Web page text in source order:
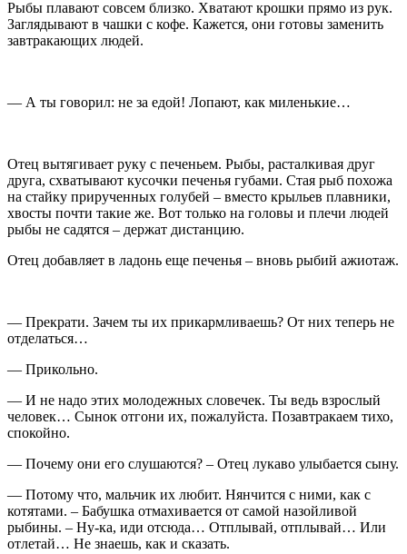
Рыбы плавают совсем близко. Хватают крошки прямо из рук.
Заглядывают в чашки с кофе. Кажется, они готовы заменить
завтракающих людей.
— А ты говорил: не за едой! Лопают, как миленькие…
Отец вытягивает руку с печеньем. Рыбы, расталкивая друг
друга, схватывают кусочки печенья губами. Стая рыб похожа
на стайку прирученных голубей – вместо крыльев плавники,
хвосты почти такие же. Вот только на головы и плечи людей
рыбы не садятся – держат дистанцию.
Отец добавляет в ладонь еще печенья – вновь рыбий ажиотаж.
— Прекрати. Зачем ты их прикармливаешь? От них теперь не
отделаться…
— Прикольно.
— И не надо этих молодежных словечек. Ты ведь взрослый
человек… Сынок отгони их, пожалуйста. Позавтракаем тихо,
спокойно.
— Почему они его слушаются? – Отец лукаво улыбается сыну.
— Потому что, мальчик их любит. Нянчится с ними, как с
котятами. – Бабушка отмахивается от самой назойливой
рыбины. – Ну-ка, иди отсюда… Отплывай, отплывай… Или
отлетай… Не знаешь, как и сказать.